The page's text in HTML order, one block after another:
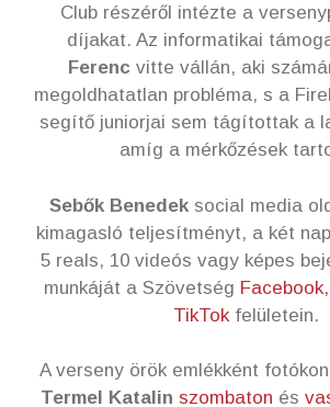
Club részéről intézte a
díjakat. Az informatikai
Ferenc vitte vállán, aki
megoldhatatlan probléma, s a
segítő juniorjai sem tágítottak a
amíg a mérkőzések
Sebők Benedek social media
kimagasló teljesítményt, a két
5 reals, 10 videós vagy képes
munkáját a Szövetség Facebook,
TikTokfelületein.
A verseny örök emlékként
Termel Katalin szombaton és